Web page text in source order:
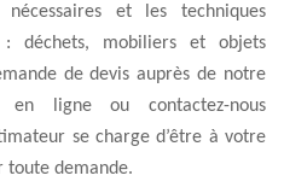
et les techniques
déchets, mobiliers et objets
de devis auprès de notre
ligne ou contactez-nous
se charge d’être à votre
toute demande.